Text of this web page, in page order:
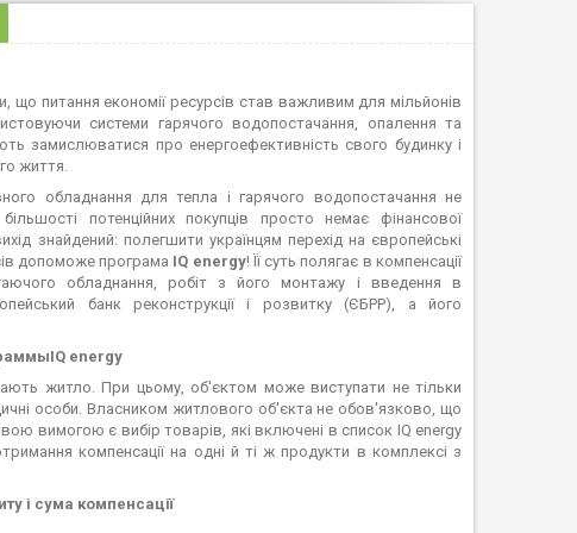
що питання економії ресурсів став важливим для мільйонів
системи гарячого водопостачання, опалення та
замислюватися про енергоефективність свого будинку і
життя.
обладнання для тепла і гарячого водопостачання не
потенційних покупців просто немає фінансової
знайдений: полегшити українцям перехід на європейські
допоможе програма IQ energy! Її суть полягає в компенсації
обладнання, робіт з його монтажу і введення в
банк реконструкції і розвитку (ЄБРР), а його
energy
житло. При цьому, об'єктом може виступати не тільки
особи. Власником житлового об'єкта не обов'язково, що
вимогою є вибір товарів, які включені в список IQ energy
компенсації на одні й ті ж продукти в комплексі з
і сума компенсації